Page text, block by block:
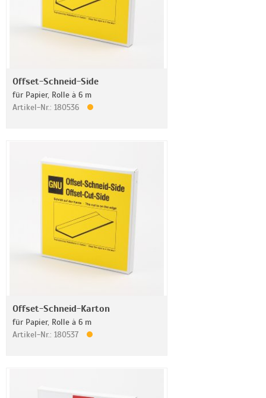
Offset-Schneid-Side
für Papier, Rolle à 6 m
Artikel-Nr.: 180536
Offset-Schneid-Karton
für Papier, Rolle à 6 m
Artikel-Nr.: 180537